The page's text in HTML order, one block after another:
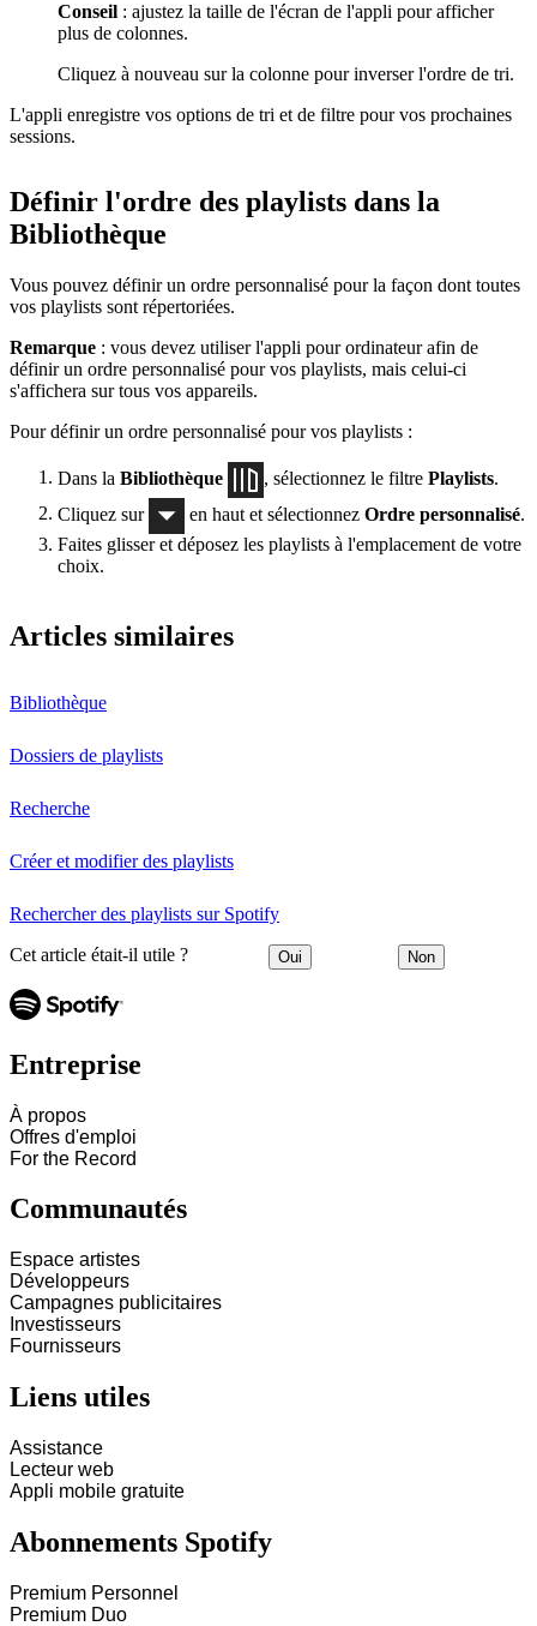
Conseil : ajustez la taille de l'écran de l'appli pour afficher
plus de colonnes.
Cliquez à nouveau sur la colonne pour inverser l'ordre de tri.
L'appli enregistre vos options de tri et de filtre pour vos prochaines
sessions.
Définir l'ordre des playlists dans la
Bibliothèque
Vous pouvez définir un ordre personnalisé pour la façon dont toutes
vos playlists sont répertoriées.
Remarque : vous devez utiliser l'appli pour ordinateur afin de
définir un ordre personnalisé pour vos playlists, mais celui-ci
s'affichera sur tous vos appareils.
Pour définir un ordre personnalisé pour vos playlists :
Dans la Bibliothèque , sélectionnez le filtre Playlists.
Cliquez sur
en haut et sélectionnez Ordre personnalisé.
Faites glisser et déposez les playlists à l'emplacement de votre
choix.
Articles similaires
Bibliothèque
Dossiers de playlists
Recherche
Créer et modifier des playlists
Rechercher des playlists sur Spotify
Cet article était-il utile ? Oui Non
Entreprise
À propos
Offres d'emploi
For the Record
Communautés
Espace artistes
Développeurs
Campagnes publicitaires
Investisseurs
Fournisseurs
Liens utiles
Assistance
Lecteur web
Appli mobile gratuite
Abonnements Spotify
Premium Personnel
Premium Duo